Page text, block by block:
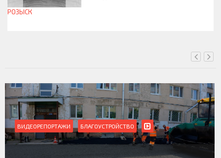
РОЗЫСК
ВИДЕОРЕПОРТАЖИ БЛАГОУСТРОЙСТВО